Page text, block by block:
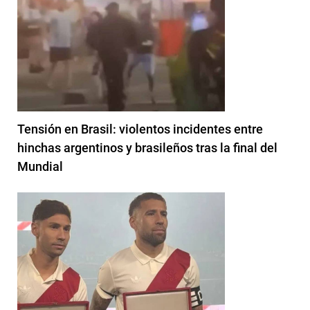
Tensión en Brasil: violentos incidentes entre
hinchas argentinos y brasileños tras la final del
Mundial